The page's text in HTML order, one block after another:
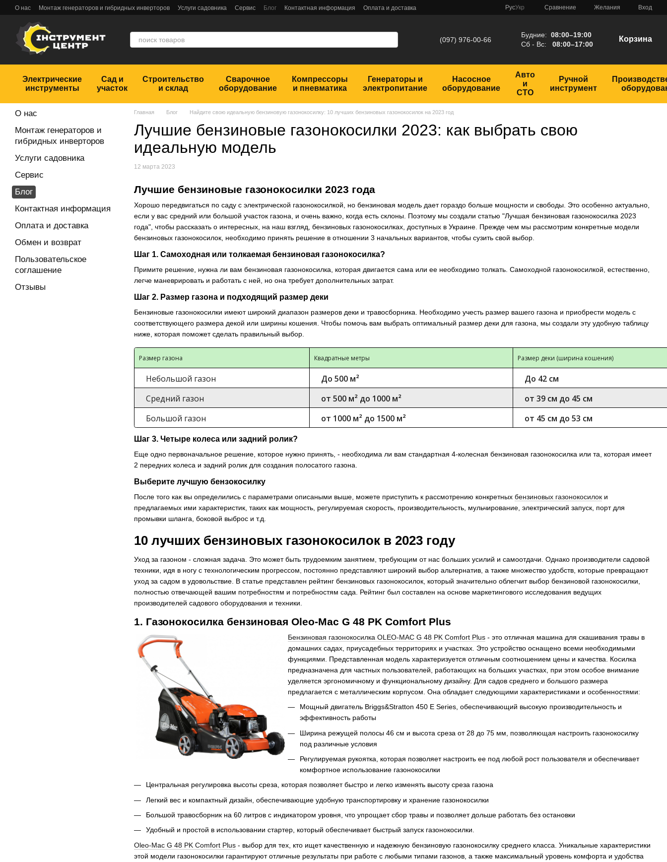
Перейти к основному контенту
О нас Монтаж генераторов и гибридных инверторов Услуги садовника Сервис Блог Контактная информация
Оплата и доставка
РусУкр Сравнение Желания Вход
(097) 976-00-66
Будние: 08:00–19:00
Сб - Вс: 08:00–17:00
Корзина
Электрические
инструменты
Сад и
участок
Строительство
и склад
Сварочное
оборудование
Компрессоры
и пневматика
Генераторы и
электропитание
Насосное
оборудование
Авто
и
СТО
Ручной
инструмент
Главная Блог Найдите свою идеальную бензиновую газонокосилку: 10 лучших бензиновых газонокосилок на 2023 год
Лучшие бензиновые газонокосилки 2023: как выбрать свою
идеальную модель
12 марта 2023
Лучшие бензиновые газонокосилки 2023 года
Хорошо передвигаться по саду с электрической газонокосилкой, но бензиновая модель дает гораздо больше мощности и свободы. Это особенно актуально,
если у вас средний или большой участок газона, и очень важно, когда есть склоны. Поэтому мы создали статью "Лучшая бензиновая газонокосилка 2023
года", чтобы рассказать о интересных, на наш взгляд, бензиновых газонокосилках, доступных в Украине. Прежде чем мы рассмотрим конкретные модели
бензиновых газонокосилок, необходимо принять решение в отношении 3 начальных вариантов, чтобы сузить свой выбор.
Шаг 1. Самоходная или толкаемая бензиновая газонокосилка?
Примите решение, нужна ли вам бензиновая газонокосилка, которая двигается сама или ее необходимо толкать. Самоходной газонокосилкой, естественно,
легче маневрировать и работать с ней, но она требует дополнительных затрат.
Шаг 2. Размер газона и подходящий размер деки
Бензиновые газонокосилки имеют широкий диапазон размеров деки и травосборника. Необходимо учесть размер вашего газона и приобрести модель с
соответствующего размера декой или ширины кошения. Чтобы помочь вам выбрать оптимальный размер деки для газона, мы создали эту удобную таблицу
ниже, которая поможет сделать правильный выбор.
Размер газона Квадратные метры Размер деки (ширина кошения)
Небольшой газон До 500 м²
До 42 см
Средний газон
от 500 м² до 1000 м²
от 39 см до 45 см
Большой газон
от 1000 м² до 1500 м² от 45 см до 53 см
Шаг 3. Четыре колеса или задний ролик?
Еще одно первоначальное решение, которое нужно принять, - необходима ли вам стандартная 4-колесная бензиновая газонокосилка или та, которая имеет
2 передних колеса и задний ролик для создания полосатого газона.
Выберите лучшую бензокосилку
После того как вы определились с параметрами описаными выше, можете приступить к рассмотрению конкретных бензиновых газонокосилок и
предлагаемых ими характеристик, таких как мощность, регулируемая скорость, производительность, мульчирование, электрический запуск, порт для
промывки шланга, боковой выброс и т.д.
10 лучших бензиновых газонокосилок в 2023 году
Уход за газоном - сложная задача. Это может быть трудоемким занятием, требующим от нас больших усилий и самоотдачи. Однако производители садовой
техники, идя в ногу с технологическим прогрессом, постоянно представляют широкий выбор альтернатив, а также множество удобств, которые превращают
уход за садом в удовольствие. В статье представлен рейтинг бензиновых газонокосилок, который значительно облегчит выбор бензиновой газонокосилки,
полностью отвечающей вашим потребностям и потребностям сада. Рейтинг был составлен на основе маркетингового исследования ведущих
производителей садового оборудования и техники.
1. Газонокосилка бензиновая Oleo-Mac G 48 PK Comfort Plus
Бензиновая газонокосилка OLEO-MAC G 48 PK Comfort Plus - это отличная машина для скашивания травы в
домашних садах, приусадебных территориях и участках. Это устройство оснащено всеми необходимыми
функциями. Представленная модель характеризуется отличным соотношением цены и качества. Косилка
предназначена для частных пользователей, работающих на больших участках, при этом особое внимание
уделяется эргономичному и функциональному дизайну. Для садов среднего и большого размера
предлагается с металлическим корпусом. Она обладает следующими характеристиками и особенностями:
Мощный двигатель Briggs&Stratton 450 E Series, обеспечивающий высокую производительность и
эффективность работы
Ширина режущей полосы 46 см и высота среза от 28 до 75 мм, позволяющая настроить газонокосилку
под различные условия
Регулируемая рукоятка, которая позволяет настроить ее под любой рост пользователя и обеспечивает
комфортное использование газонокосилки
Центральная регулировка высоты среза, которая позволяет быстро и легко изменять высоту среза газона
Легкий вес и компактный дизайн, обеспечивающие удобную транспортировку и хранение газонокосилки
Большой травосборник на 60 литров с индикатором уровня, что упрощает сбор травы и позволяет дольше работать без остановки
Удобный и простой в использовании стартер, который обеспечивает быстрый запуск газонокосилки.
Оleo-Mac G 48 PK Comfort Plus - выбор для тех, кто ищет качественную и надежную бензиновую газонокосилку среднего класса. Уникальные характеристики
этой модели газонокосилки гарантируют отличные результаты при работе с любыми типами газонов, а также максимальный уровень комфорта и удобства
О нас
Монтаж генераторов и
гибридных инверторов
Услуги садовника
Сервис
Блог
Контактная информация
Оплата и доставка
Обмен и возврат
Пользовательское
соглашение
Отзывы